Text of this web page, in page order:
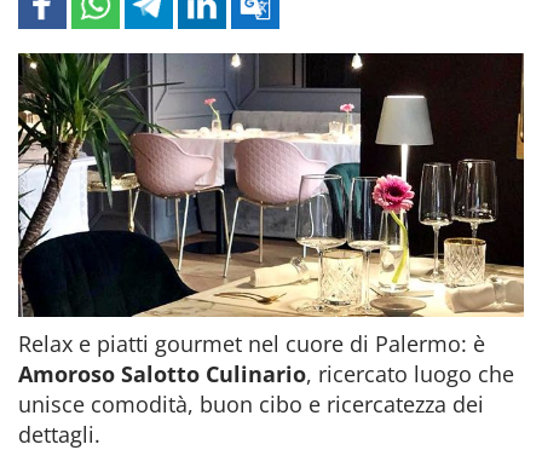
Relax e piatti gourmet nel cuore di Palermo: è
Amoroso Salotto Culinario, ricercato luogo che
unisce comodità, buon cibo e ricercatezza dei
dettagli.